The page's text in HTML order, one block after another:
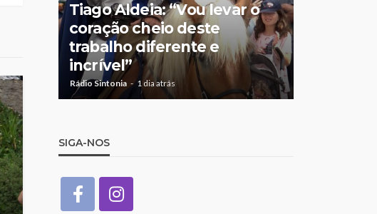
Tiago Aldeia: “Vou levar o
coração cheio deste
trabalho diferente e
incrível”
Rádio Sintonia 1 dia atrás
SIGA-NOS